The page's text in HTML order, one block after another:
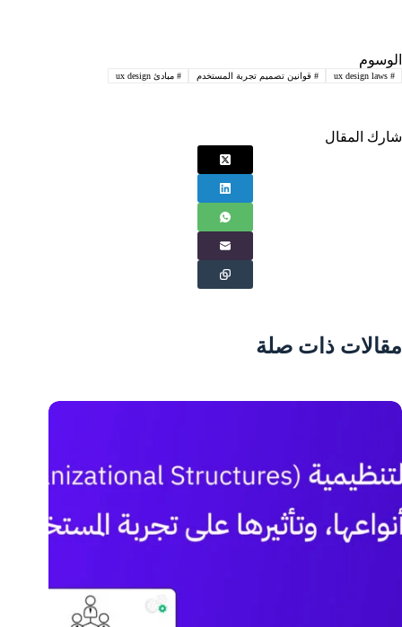
الوسوم
#
ux design laws
# قوانين تصميم تجربة المستخدم # مبادئ ux design
شارك المقال
مقالات ذات صلة